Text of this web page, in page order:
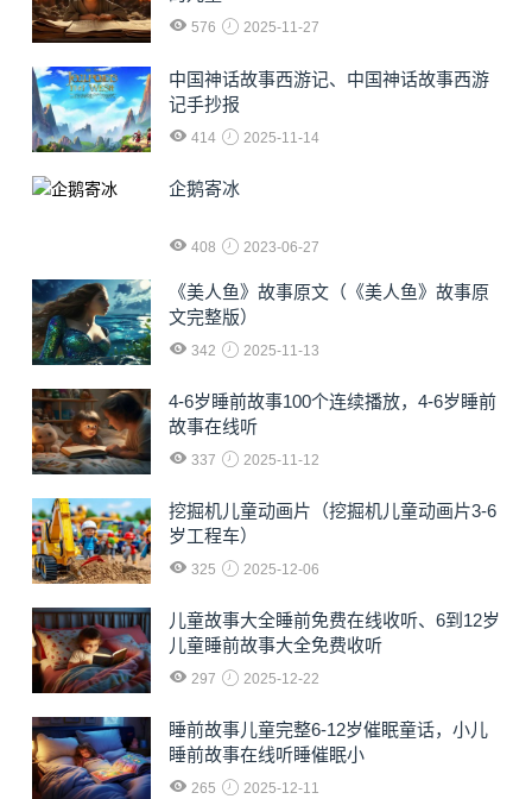
576 2025-11-27
中国神话故事西游记、中国神话故事西游
记手抄报
414 2025-11-14
企鹅寄冰
408 2023-06-27
《美人鱼》故事原文（《美人鱼》故事原
文完整版）
342 2025-11-13
4-6岁睡前故事100个连续播放，4-6岁睡前
故事在线听
337 2025-11-12
挖掘机儿童动画片（挖掘机儿童动画片3-6
岁工程车）
325 2025-12-06
儿童故事大全睡前免费在线收听、6到12岁
儿童睡前故事大全免费收听
297 2025-12-22
睡前故事儿童完整6-12岁催眠童话，小儿
睡前故事在线听睡催眠小
265 2025-12-11